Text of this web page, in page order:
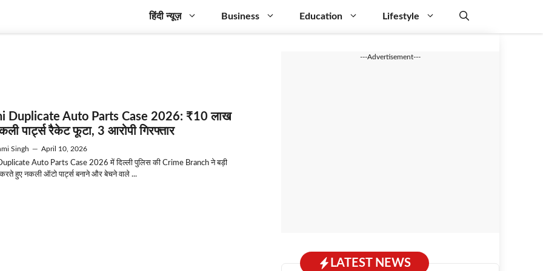
हिंदी न्यूज़ Business Education Lifestyle
Duplicate Auto Parts Case 2026: ₹10 लाख
पार्ट्स रैकेट फूटा, 3 आरोपी गिरफ्तार
Singh — April 10, 2026
Auto Parts Case 2026 में दिल्ली पुलिस की Crime Branch ने बड़ी
करते हुए नकली ऑटो पार्ट्स बनाने और बेचने वाले ...
---Advertisement---
LATEST NEWS